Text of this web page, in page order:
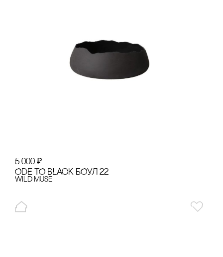
5 000 ₽
ODE TO BLACK БОУЛ 22
Wild Muse